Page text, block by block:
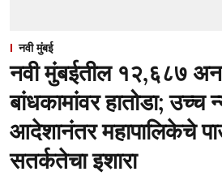
नवी मुंबई
नवी मुंबईतील १२,६८७
बांधकामांवर हातोडा; उच्च
आदेशानंतर महापालिकेचे
सतर्कतेचा इशारा